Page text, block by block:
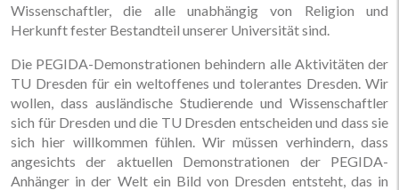
Wissenschaftler, die alle unabhängig von Religion und
Herkunft fester Bestandteil unserer Universität sind.
Die PEGIDA-Demonstrationen behindern alle Aktivitäten der
TU Dresden für ein weltoffenes und tolerantes Dresden. Wir
wollen, dass ausländische Studierende und Wissenschaftler
sich für Dresden und die TU Dresden entscheiden und dass sie
sich hier willkommen fühlen. Wir müssen verhindern, dass
angesichts der aktuellen Demonstrationen der PEGIDA-
Anhänger in der Welt ein Bild von Dresden entsteht, das in